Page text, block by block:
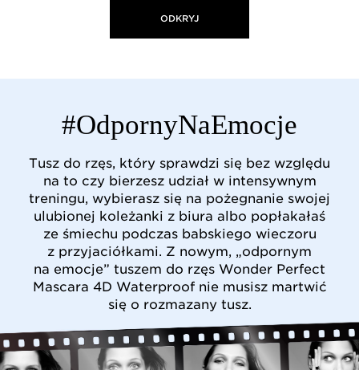
ODKRYJ
#OdpornyNaEmocje
Tusz do rzęs, który sprawdzi się bez względu
na to czy bierzesz udział w intensywnym
treningu, wybierasz się na pożegnanie swojej
ulubionej koleżanki z biura albo popłakałaś
ze śmiechu podczas babskiego wieczoru
z przyjaciółkami. Z nowym, „odpornym
na emocje” tuszem do rzęs Wonder Perfect
Mascara 4D Waterproof nie musisz martwić
się o rozmazany tusz.